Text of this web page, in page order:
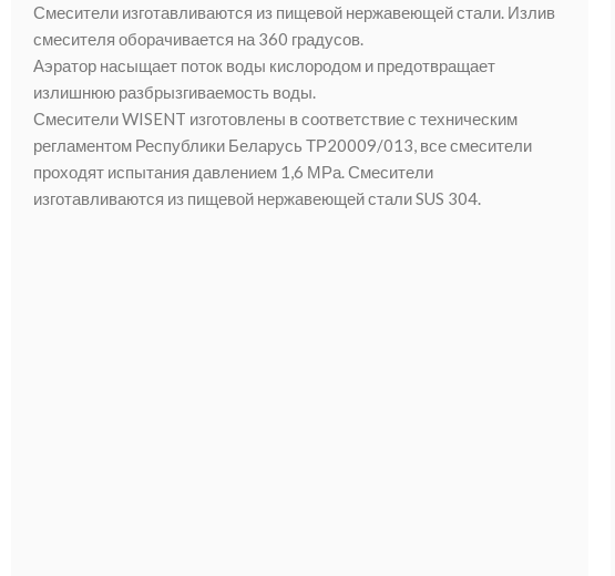
Смесители изготавливаются из пищевой нержавеющей стали. Излив
смесителя оборачивается на 360 градусов.
Аэратор насыщает поток воды кислородом и предотвращает
излишнюю разбрызгиваемость воды.
Смесители WISENT изготовлены в соответствие с техническим
регламентом Республики Беларусь ТР20009/013, все смесители
проходят испытания давлением 1,6 МРа. Смесители
изготавливаются из пищевой нержавеющей стали SUS 304.